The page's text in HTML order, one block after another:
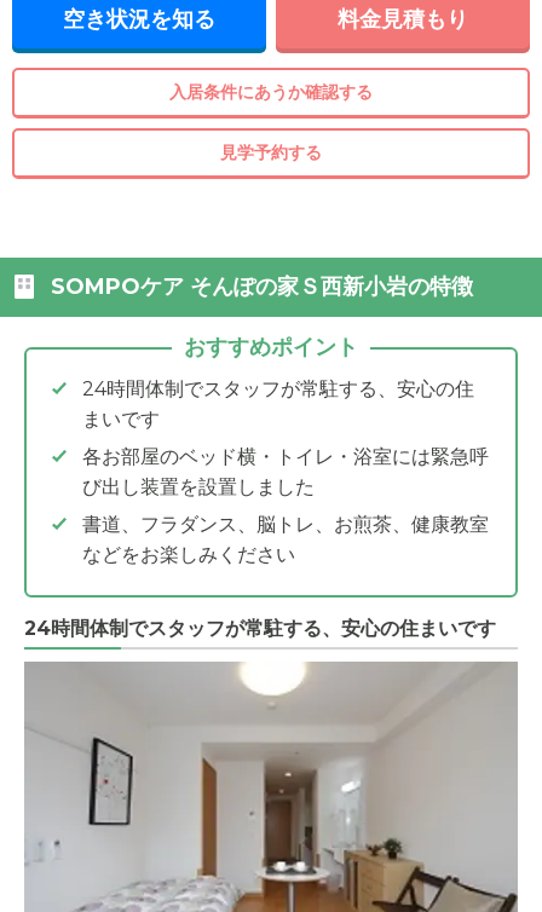
空き状況を知る 料金見積もり
入居条件にあうか確認する
見学予約する
SOMPOケア そんぽの家Ｓ西新小岩の特徴
おすすめポイント
24時間体制でスタッフが常駐する、安心の住
まいです
各お部屋のベッド横・トイレ・浴室には緊急呼
び出し装置を設置しました
書道、フラダンス、脳トレ、お煎茶、健康教室
などをお楽しみください
24時間体制でスタッフが常駐する、安心の住まいです